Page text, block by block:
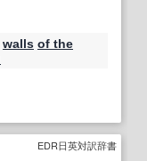
walls of the
EDR日英対訳辞書